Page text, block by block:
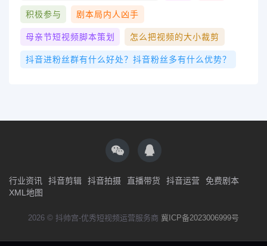
积极参与 剧本局内人凶手
母亲节短视频脚本策划 怎么把视频的大小裁剪
抖音进粉丝群有什么好处？抖音粉丝多有什么优势？
行业资讯 抖音剪辑 抖音拍摄 直播带货 抖音运营
免费剧本
XML地图
2026 © 抖帅宫-优秀短视频运营服务商 冀ICP备2023006999号